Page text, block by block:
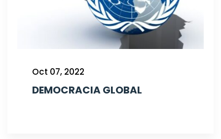
Oct 07, 2022
DEMOCRACIA GLOBAL